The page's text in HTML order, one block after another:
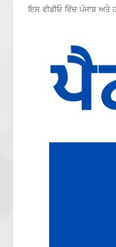
ਇਸ ਵੀਡੀਓ ਵਿੱਚ ਪੰਜਾਬ ਅਤੇ